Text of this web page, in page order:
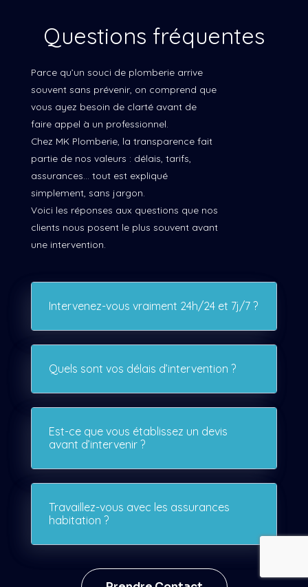
Questions fréquentes
Parce qu’un souci de plomberie arrive
souvent sans prévenir, on comprend que
vous ayez besoin de clarté avant de
faire appel à un professionnel.
Chez MK Plomberie, la transparence fait
partie de nos valeurs : délais, tarifs,
assurances… tout est expliqué
simplement, sans jargon.
Voici les réponses aux questions que nos
clients nous posent le plus souvent avant
une intervention.
Intervenez-vous vraiment 24h/24 et 7j/7 ?
Quels sont vos délais d’intervention ?
Est-ce que vous établissez un devis
avant d’intervenir ?
Travaillez-vous avec les assurances
habitation ?